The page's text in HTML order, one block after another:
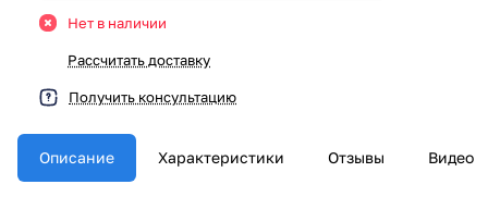
Нет в наличии
Рассчитать доставку
Получить консультацию
Описание Характеристики Отзывы Видео